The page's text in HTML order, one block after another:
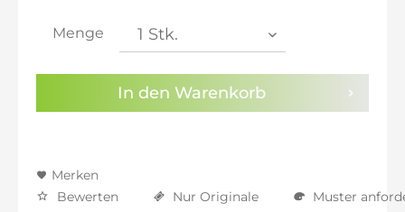
Sie haben dieDatenschutzbestimmungenzur
Kenntnis genommen.
inkl. 21% MwSt.: 1.946,17 €
inkl. 22% MwSt.: 1.962,25 €
Menge
In den Warenkorb
Merken
Bewerten
Nur Originale Muster